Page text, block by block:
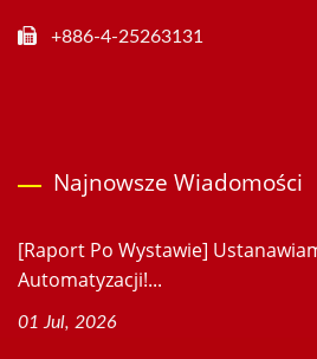
+886-4-25263131
Najnowsze Wiadomości
[Raport Po Wystawie]
Automatyzacji!...
01 Jul, 2026